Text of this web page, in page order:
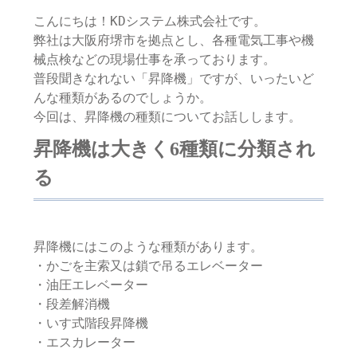
こんにちは！KDシステム株式会社です。
弊社は大阪府堺市を拠点とし、各種電気工事や機
械点検などの現場仕事を承っております。
普段聞きなれない「昇降機」ですが、いったいど
んな種類があるのでしょうか。
今回は、昇降機の種類についてお話しします。
昇降機は大きく6種類に分類され
る
昇降機にはこのような種類があります。
・かごを主索又は鎖で吊るエレベーター
・油圧エレベーター
・段差解消機
・いす式階段昇降機
・エスカレーター